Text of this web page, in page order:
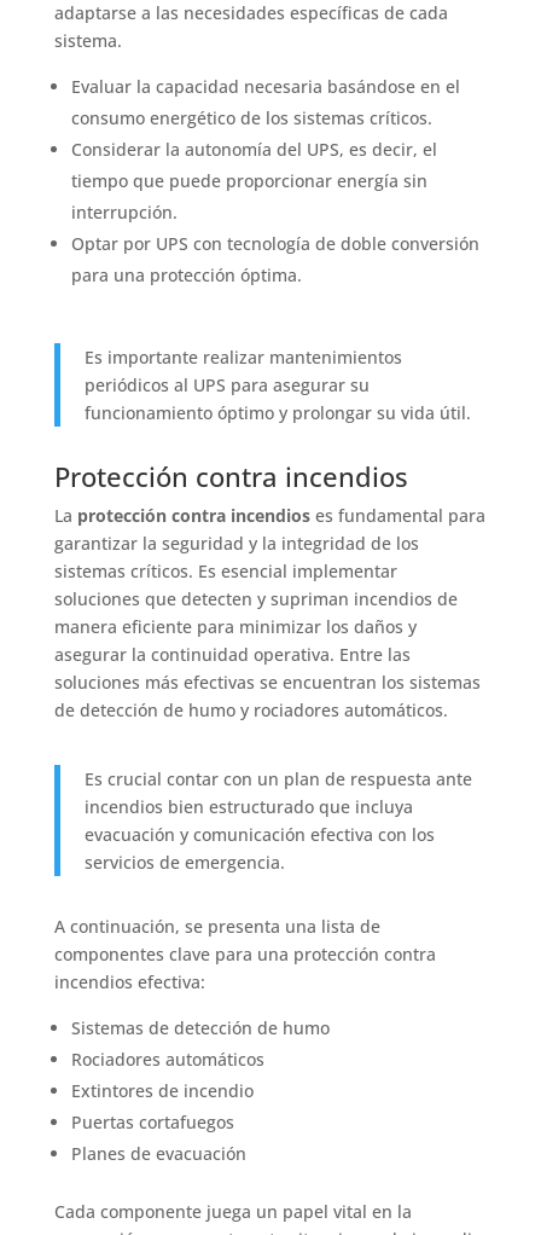
adaptarse a las necesidades específicas de cada
sistema.
Evaluar la capacidad necesaria basándose en el
consumo energético de los sistemas críticos.
Considerar la autonomía del UPS, es decir, el
tiempo que puede proporcionar energía sin
interrupción.
Optar por UPS con tecnología de doble conversión
para una protección óptima.
Es importante realizar mantenimientos
periódicos al UPS para asegurar su
funcionamiento óptimo y prolongar su vida útil.
Protección contra incendios
La protección contra incendioses fundamental para
garantizar la seguridad y la integridad de los
sistemas críticos. Es esencial implementar
soluciones que detecten y supriman incendios de
manera eficiente para minimizar los daños y
asegurar la continuidad operativa. Entre las
soluciones más efectivas se encuentran los sistemas
de detección de humo y rociadores automáticos.
Es crucial contar con un plan de respuesta ante
incendios bien estructurado que incluya
evacuación y comunicación efectiva con los
servicios de emergencia.
A continuación, se presenta una lista de
componentes clave para una protección contra
incendios efectiva:
Sistemas de detección de humo
Rociadores automáticos
Extintores de incendio
Puertas cortafuegos
Planes de evacuación
Cada componente juega un papel vital en la